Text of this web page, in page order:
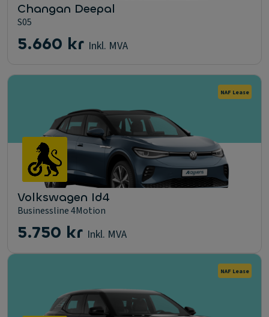
Changan Deepal
S05
5.660 kr Inkl. MVA
NAF Lease
Volkswagen Id4
Businessline 4Motion
5.750 kr Inkl. MVA
NAF Lease